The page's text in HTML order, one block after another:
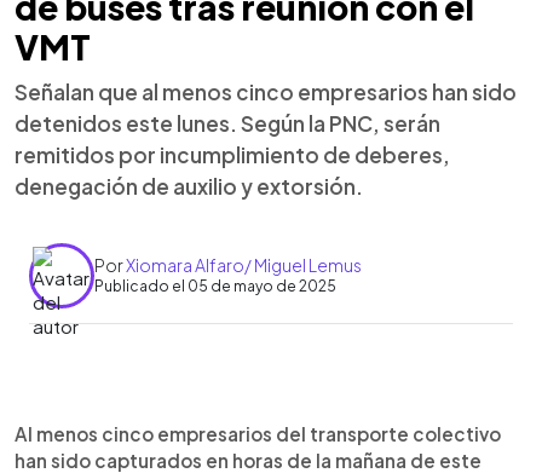
VMT
Señalan que al menos cinco empresarios han sido
detenidos este lunes. Según la PNC, serán
remitidos por incumplimiento de deberes,
denegación de auxilio y extorsión.
PorXiomara Alfaro/ Miguel Lemus
Publicado el 05 de mayo de 2025
Escuchar artículo
Al menos cinco empresarios del transporte colectivo
han sido capturados en horas de la mañana de este